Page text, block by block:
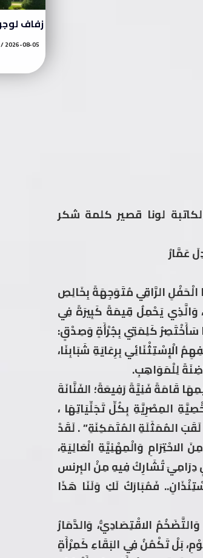
لونا قصير كلمة شكر
عَمَّارُ
الرَّاقِي مُتَوَجِهَةً بِخَالِصِ
وَالَّذِي يَحْمِلُ قِيمَةً كَبِيرَةً فِي
سَأَخْتَصِرُ كَلِمَتِي بِجُرْأَةٍ وَصِدْقٍ:
الْإِسْتِثْنَائِي بِرِعَايَةِ شَبَابِنَا،
لِلْمَوَاهِبِ.
قَامَةً فَنِيَّةً رَفِيعَةً؛ الفَنَّانَةَ
المِصْرِيَّةِ بِكُلِّ تَجَلِّيَاتِهَا ،
المُمَثَلَةِ المُتَمَكِنَةِ” . لَقَدْ
وَالْمِهْنِيَّةِ الْعَالِيَةِ،
دِرَامِيَ تُشَارِكُ فِيهِ مِنْ البِرنس
فَمُبَارَكٌ لَكِ وَلَنَا هَذَا
الاقْتِصَادِيُّ، وَالدَّمَارُ
بَلْ تَكْمُنُ فِي البَقَاءِ كَمِرْأَةٍ
زفاف
2026-08-05